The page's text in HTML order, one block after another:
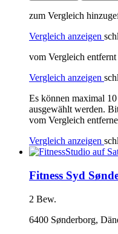
zum Vergleich
Vergleich anzeigen
vom Vergleich entfernt
Vergleich anzeigen
Es können maximal
ausgewählt werden.
vom Vergleich
Vergleich anzeigen
Fitness Syd
2 Bew.
6400 Sønderborg,